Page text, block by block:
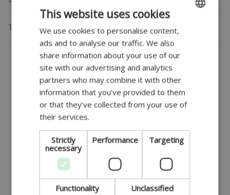
Turbolader
Kriterien zur
Annahme von
Altteilen
Wenn Sie ein Altteil zurückgeben, achten Sie bitte
darauf, dass es unseren Annahmekriterien entspricht.
ENGLISH
DANISH
GERMAN
POLISH
This website uses cookies
We use cookies to personalise content,
ads and to analyse our traffic. We also
share information about your use of our
site with our advertising and analytics
partners who may combine it with other
information that you’ve provided to them
or that they’ve collected from your use of
their services.
Strictly
necessary
Performance Targeting
Functionality Unclassified